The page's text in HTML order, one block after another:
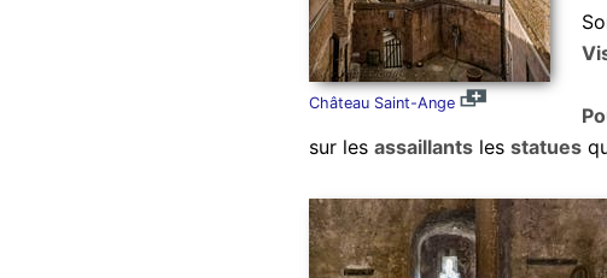
Château Saint-Ange
sur les assaillantsles statues